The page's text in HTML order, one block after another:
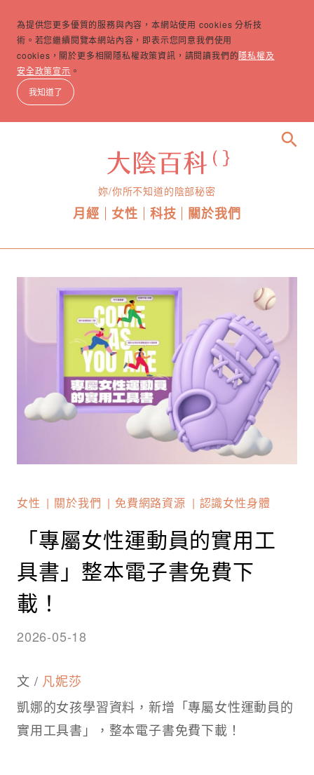
為提供您更多優質的服務與內容，本網站使用 cookies 分析技
術。若您繼續閱覽本網站內容，即表示您同意我們使用
cookies，關於更多相關隱私權政策資訊，請閱讀我們的隱私權及
安全政策宣示 。
我知道了
妳/你所不知道的陰部秘密
月經 女性 科技 關於我們
search
女性 關於我們 免費網路資源 認識女性身體
「專屬女性運動員的實用工
具書」整本電子書免費下
載！
2026-05-18
文 / 凡妮莎
凱娜的女孩學習資料，新增「專屬女性運動員的
實用工具書」，整本電子書免費下載！